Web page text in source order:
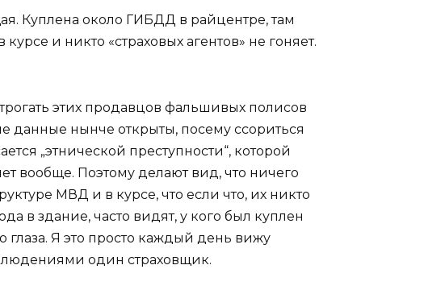
Куплена около ГИБДД в райцентре, там
и никто «страховых агентов» не гоняет.
этих продавцов фальшивых полисов
данные нынче открыты, посему ссориться
„этнической преступности“, которой
вообще. Поэтому делают вид, что ничего
МВД и в курсе, что если что, их никто
в здание, часто видят, у кого был куплен
глаза. Я это просто каждый день вижу
один страховщик.